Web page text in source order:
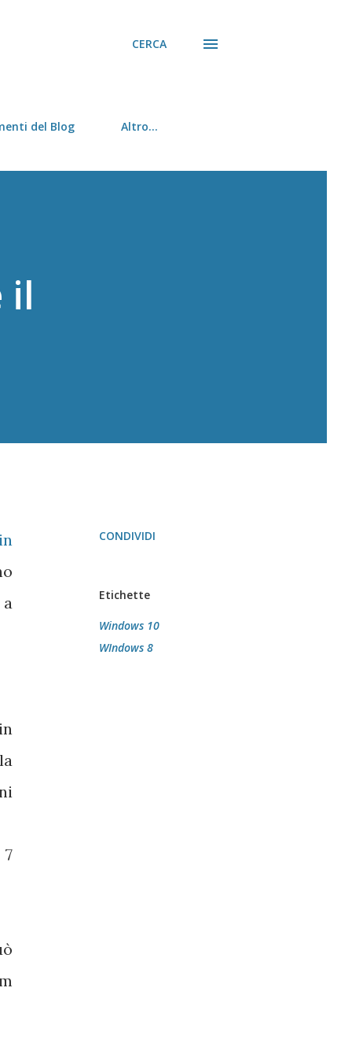
CERCA
del Blog Altro…
il
CONDIVIDI
Etichette
Windows 10
WIndows 8